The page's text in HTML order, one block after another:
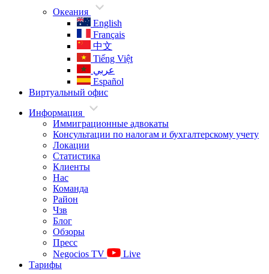
Океания
English
Français
中文
Tiếng Việt
عربي
Español
Виртуальный офис
Информация
Иммиграционные адвокаты
Консультации по налогам и бухгалтерскому учету
Локации
Статистика
Клиенты
Нас
Команда
Район
Чзв
Блог
Обзоры
Пресс
Negocios TV
Live
Тарифы